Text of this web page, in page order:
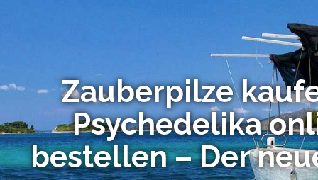
Zauberpilze
Psychedelika
bestellen – Der